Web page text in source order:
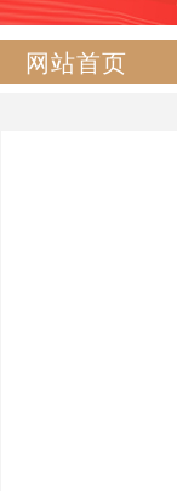
网站首页